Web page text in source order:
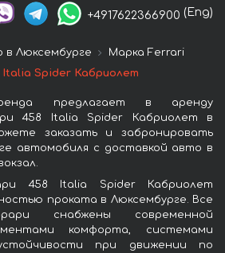
+4917622366900 (Eng)
в Люксембурге
Марка Ferrari
Italia Spider Кабриолет
предлагает в аренду
458 Italia Spider Кабриолет в
заказать и забронировать
автомобиля с доставкой авто в
458 Italia Spider Кабриолет
проката в Люксембурге. Все
снабжены современной
комфорта, системами
при движении по